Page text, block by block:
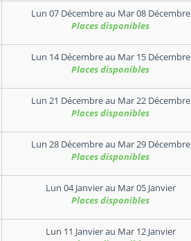
Lun 07 Décembreau Mar 08 Décembre
Places disponibles
Lun 14 Décembreau Mar 15 Décembre
Places disponibles
Lun 21 Décembreau Mar 22 Décembre
Places disponibles
Lun 28 Décembreau Mar 29 Décembre
Places disponibles
Lun 04 Janvierau Mar 05 Janvier
Places disponibles
Lun 11 Janvierau Mar 12 Janvier